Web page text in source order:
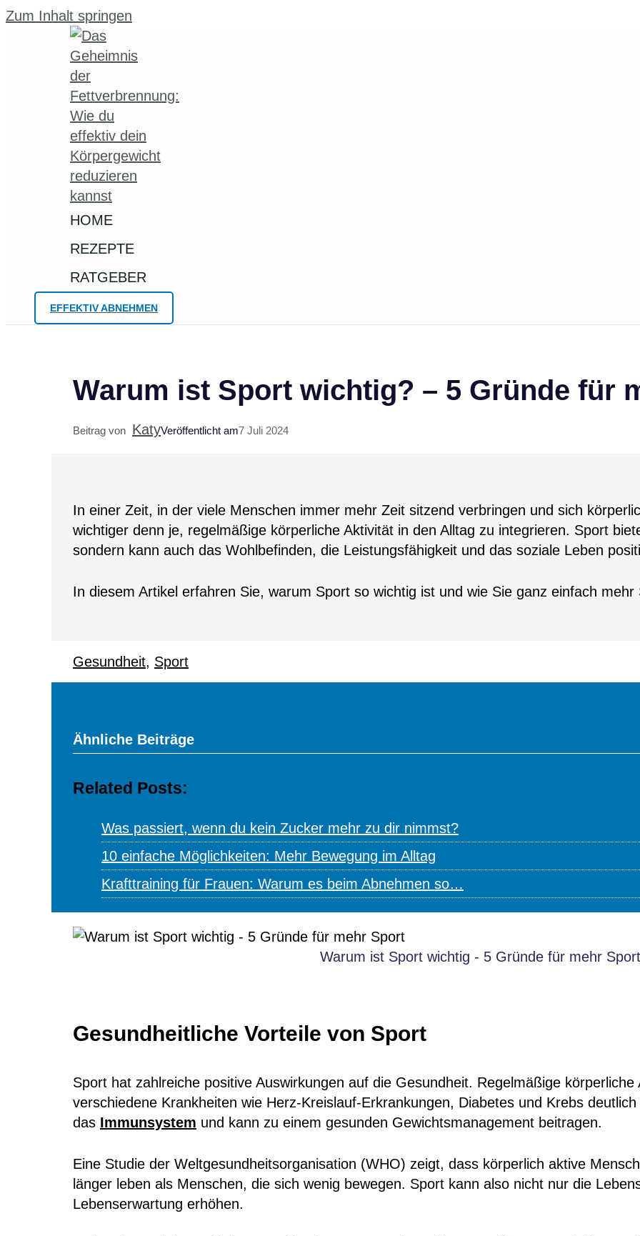
Zum Inhalt springen
HOME
REZEPTE
RATGEBER
EFFEKTIV ABNEHMEN
Warum ist Sport wichtig? – 5 Gründe für
Beitrag von KatyVeröffentlicht am7 Juli 2024
In einer Zeit, in der viele Menschen immer mehr Zeit sitzend verbringen und sich
wichtiger denn je, regelmäßige körperliche Aktivität in den Alltag zu integrieren. Sport
sondern kann auch das Wohlbefinden, die Leistungsfähigkeit und das soziale Leben
In diesem Artikel erfahren Sie, warum Sport so wichtig ist und wie Sie ganz einfach
Gesundheit, Sport
Ähnliche Beiträge
Related Posts:
Was passiert, wenn du kein Zucker mehr zu dir nimmst?
10 einfache Möglichkeiten: Mehr Bewegung im Alltag
Krafttraining für Frauen: Warum es beim Abnehmen so…
Warum ist Sport wichtig - 5 Gründe für mehr Sport
Gesundheitliche Vorteile von Sport
Sport hat zahlreiche positive Auswirkungen auf die Gesundheit. Regelmäßige
verschiedene Krankheiten wie Herz-Kreislauf-Erkrankungen, Diabetes und Krebs
das Immunsystem und kann zu einem gesunden Gewichtsmanagement beitragen.
Eine Studie der Weltgesundheitsorganisation (WHO) zeigt, dass körperlich aktive
länger leben als Menschen, die sich wenig bewegen. Sport kann also nicht nur die
Lebenserwartung erhöhen.